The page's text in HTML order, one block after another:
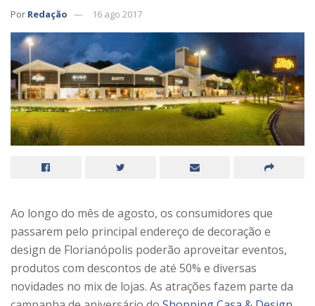
Por Redação 16 ago 2017
Ao longo do mês de agosto, os consumidores que
passarem pelo principal endereço de decoração e
design de Florianópolis poderão aproveitar eventos,
produtos com descontos de até 50% e diversas
novidades no mix de lojas. As atrações fazem parte da